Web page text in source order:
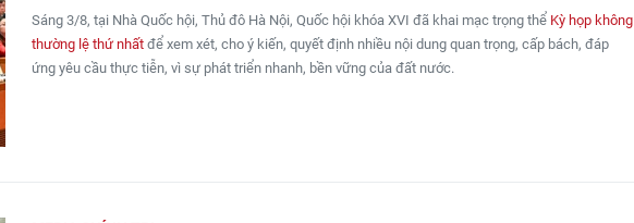
Sáng 3/8, tại Nhà Quốc hội, Thủ đô Hà Nội, Quốc hội khóa XVI đã khai mạc trọng thể Kỳ họp không
thường lệ thứ nhất để xem xét, cho ý kiến, quyết định nhiều nội dung quan trọng, cấp bách, đáp
ứng yêu cầu thực tiễn, vì sự phát triển nhanh, bền vững của đất nước.